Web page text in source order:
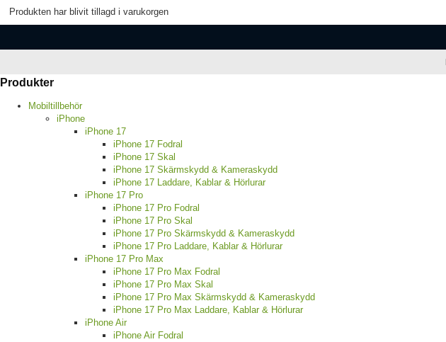
Produkten har blivit tillagd i varukorgen
Produkter
Mobiltillbehör
iPhone
iPhone 17
iPhone 17 Fodral
iPhone 17 Skal
iPhone 17 Skärmskydd & Kameraskydd
iPhone 17 Laddare, Kablar & Hörlurar
iPhone 17 Pro
iPhone 17 Pro Fodral
iPhone 17 Pro Skal
iPhone 17 Pro Skärmskydd & Kameraskydd
iPhone 17 Pro Laddare, Kablar & Hörlurar
iPhone 17 Pro Max
iPhone 17 Pro Max Fodral
iPhone 17 Pro Max Skal
iPhone 17 Pro Max Skärmskydd & Kameraskydd
iPhone 17 Pro Max Laddare, Kablar & Hörlurar
iPhone Air
iPhone Air Fodral